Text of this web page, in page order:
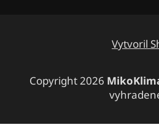
Vytvoril
Copyright 2026